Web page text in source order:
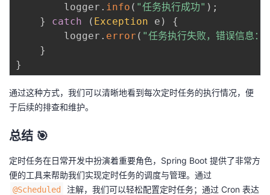
        logger
. info ( "任务执行成功" ) ;
}
catch ( Exception e )
{
        logger
. error ( "任务执行失败，错误信息："
}
}
通过这种方式，我们可以清晰地看到每次定时任务的执行情况，便
于后续的排查和维护。
总结 🎯
定时任务在日常开发中扮演着重要角色，Spring Boot 提供了非常方
便的工具来帮助我们实现定时任务的调度与管理。通过
@Scheduled
注解，我们可以轻松配置定时任务；通过 Cron 表达